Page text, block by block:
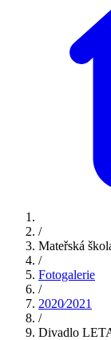
/
Mateřská
/
Fotogalerie
/
2020⁄2021
/
Divadlo